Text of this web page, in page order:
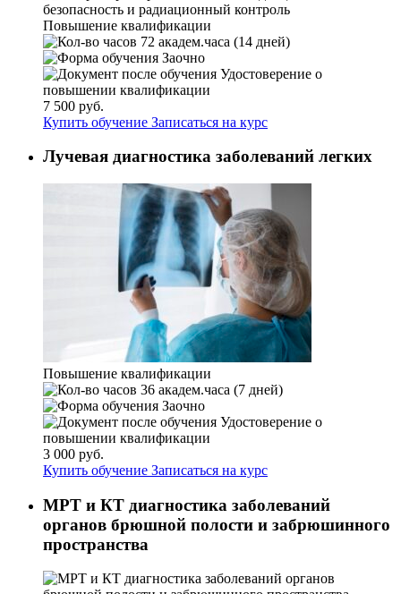
Повышение квалификации
72 академ.часа (14 дней)
Заочно
Удостоверение о
повышении квалификации
7 500 руб.
Купить обучение Записаться на курс
Лучевая диагностика заболеваний легких
Повышение квалификации
36 академ.часа (7 дней)
Заочно
Удостоверение о
повышении квалификации
3 000 руб.
Купить обучение Записаться на курс
МРТ и КТ диагностика заболеваний
органов брюшной полости и забрюшинного
пространства